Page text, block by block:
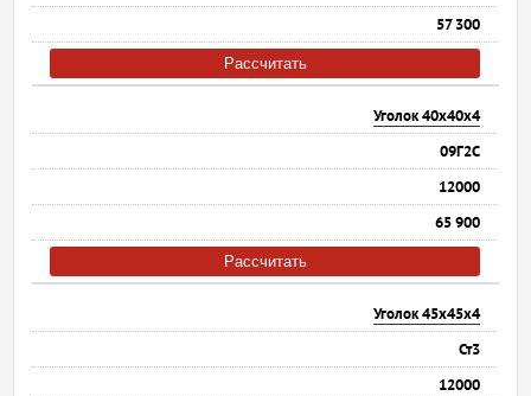
57 300
Рассчитать
Уголок 40х40х4
09Г2С
12000
65 900
Рассчитать
Уголок 45х45х4
Ст3
12000